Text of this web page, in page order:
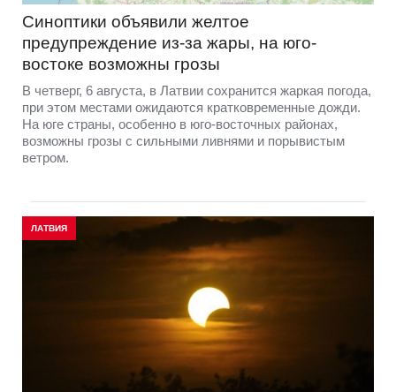
Синоптики объявили желтое
предупреждение из-за жары, на юго-
востоке возможны грозы
В четверг, 6 августа, в Латвии сохранится жаркая погода,
при этом местами ожидаются кратковременные дожди.
На юге страны, особенно в юго-восточных районах,
возможны грозы с сильными ливнями и порывистым
ветром.
ЛАТВИЯ